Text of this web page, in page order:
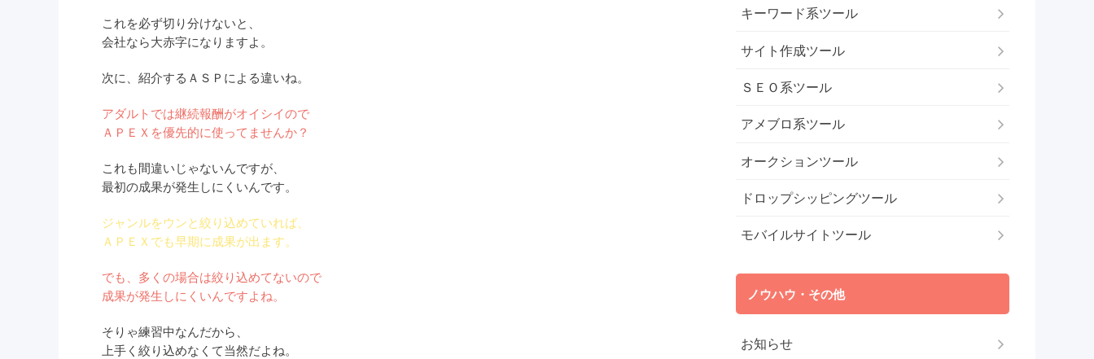
これを必ず切り分けないと、
会社なら大赤字になりますよ。
次に、紹介するＡＳＰによる違いね。
アダルトでは継続報酬がオイシイので
ＡＰＥＸを優先的に使ってませんか？
これも間違いじゃないんですが、
最初の成果が発生しにくいんです。
ジャンルをウンと絞り込めていれば、
ＡＰＥＸでも早期に成果が出ます。
でも、多くの場合は絞り込めてないので
成果が発生しにくいんですよね。
そりゃ練習中なんだから、
上手く絞り込めなくて当然だよね。
キーワード系ツール
サイト作成ツール
ＳＥＯ系ツール
アメブロ系ツール
オークションツール
ドロップシッピングツール
モバイルサイトツール
ノウハウ・その他
お知らせ